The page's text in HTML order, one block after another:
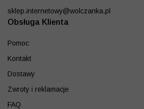
sklep.internetowy@wolczanka.pl
Obsługa Klienta
Pomoc
Kontakt
Dostawy
Zwroty i reklamacje
FAQ